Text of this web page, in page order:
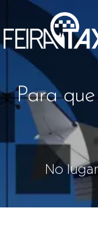
Para
No